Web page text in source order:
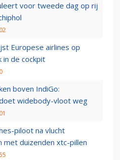
voor tweede dag op rij
Europese airlines op
in de cockpit
boven IndiGo:
widebody-vloot weg
piloot na vlucht
met duizenden xtc-pillen